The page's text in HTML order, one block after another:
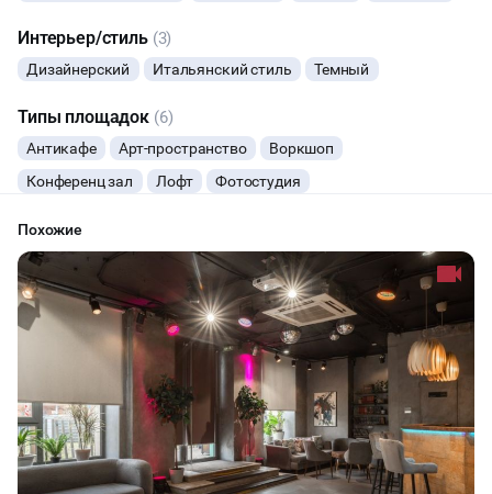
Интерьер/стиль (3)
Дизайнерский Итальянский стиль Темный
Типы площадок (6)
Антикафе Арт-пространство
Воркшоп
Конференц зал
Лофт Фотостудия
Похожие